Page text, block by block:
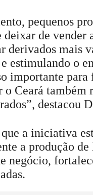
pequenos
deixar de vender
derivados mais
estimulando o
importante
Ceará também
destacou
a iniciativa
a produção de
negócio,